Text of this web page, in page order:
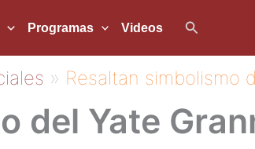
Programas Videos Buscar
Resaltan simbolismo
del Yate